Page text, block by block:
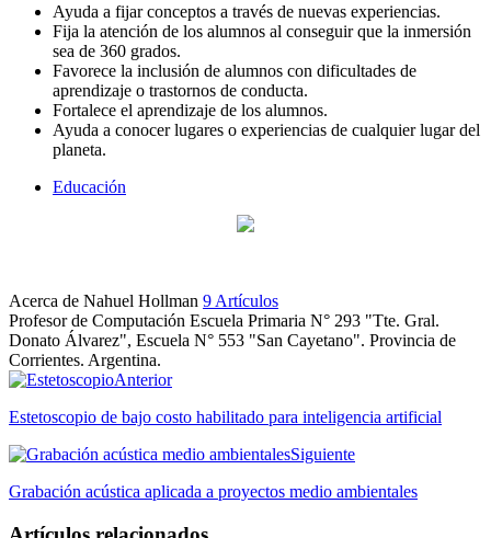
Ayuda a fijar conceptos a través de nuevas experiencias.
Fija la atención de los alumnos al conseguir que la inmersión
sea de 360 grados.
Favorece la inclusión de alumnos con dificultades de
aprendizaje o trastornos de conducta.
Fortalece el aprendizaje de los alumnos.
Ayuda a conocer lugares o experiencias de cualquier lugar del
planeta.
Educación
Acerca de Nahuel Hollman 9 Artículos
Profesor de Computación Escuela Primaria N° 293 "Tte. Gral.
Donato Álvarez", Escuela N° 553 "San Cayetano". Provincia de
Corrientes. Argentina.
Facebook
Instagram
Anterior
Estetoscopio de bajo costo habilitado para inteligencia artificial
Siguiente
Grabación acústica aplicada a proyectos medio ambientales